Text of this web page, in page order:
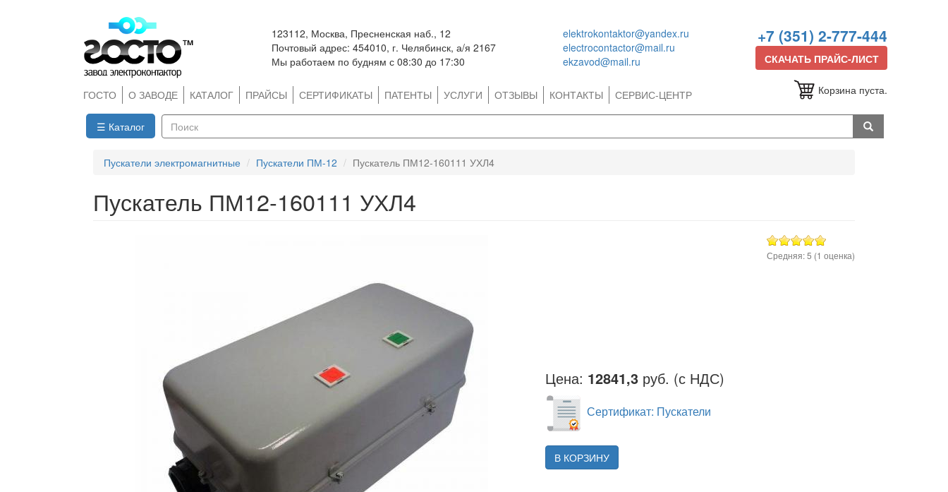
123112, Москва, Пресненская наб., 12
Почтовый адрес: 454010, г. Челябинск, а/я 2167
Мы работаем по будням с 08:30 до 17:30
elektrokontaktor@yandex.ru
electrocontactor@mail.ru
ekzavod@mail.ru
+7 (351) 2-777-444
СКАЧАТЬ ПРАЙС-ЛИСТ
ГОСТО О ЗАВОДЕ КАТАЛОГ ПРАЙСЫ СЕРТИФИКАТЫ ПАТЕНТЫ УСЛУГИ ОТЗЫВЫ КОНТАКТЫ СЕРВИС-ЦЕНТР Корзина пуста.
☰ Каталог
Пускатели электромагнитные
Пускатели ПМ-12 Пускатель ПМ12-160111 УХЛ4
Пускатель ПМ12-160111 УХЛ4
Цена: 12841,3руб. (с НДС)
Сертификат: Пускатели
В КОРЗИНУ
Средняя:5 (1 оценка)